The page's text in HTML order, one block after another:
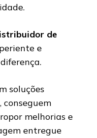
de
e
soluções
conseguem
melhorias e
entregue